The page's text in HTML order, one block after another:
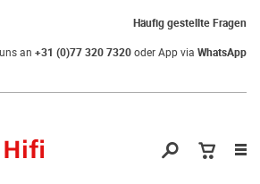
Häufig gestellte Fragen
an +31 (0)77 320 7320oder App via WhatsApp